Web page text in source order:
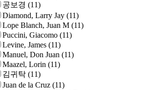
공보경 (11)
Diamond, Larry Jay (11)
Lope Blanch, Juan M (11)
Puccini, Giacomo (11)
Levine, James (11)
Manuel, Don Juan (11)
Maazel, Lorin (11)
김귀탁 (11)
Juan de la Cruz (11)